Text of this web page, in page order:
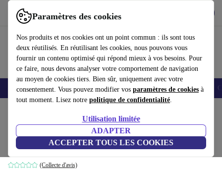
Paramètres des cookies
Nos produits et nos cookies ont un point commun : ils sont tous
deux réutilisés. En réutilisant les cookies, nous pouvons vous
fournir un contenu optimisé qui répond mieux à vos besoins. Pour
ce faire, nous devons analyser votre comportement de navigation
au moyen de cookies tiers. Bien sûr, uniquement avec votre
consentement. Vous pouvez modifier vos paramètres de cookies à
tout moment. Lisez notre politique de confidentialité.
Utilisation limitée
ADAPTER
ACCEPTER TOUS LES COOKIES
Utilisez refurbed rapidement et facilement
Smartphones Laptops Tablettes Montres connectées Accessoires
Lenovo ThinkPad OneLink Pro
90 W
(Collecte d'avis)